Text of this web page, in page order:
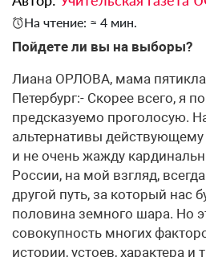
На чтение: ≈ 4 мин.
​Пойдете ли вы на выборы?
Лиана ОРЛОВА, мама
Петербург:- Скорее всего, я
предсказуемо проголосую.
альтернативы действующему
и не очень жажду
России, на мой взгляд,
другой путь, за который нас
половина земного шара. Но
совокупность многих
истории, устоев, характера и